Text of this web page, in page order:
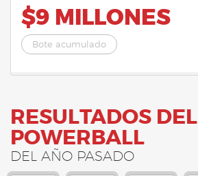
$9 MILLONES
Bote acumulado
RESULTADOS DEL
POWERBALL
DEL AÑO PASADO